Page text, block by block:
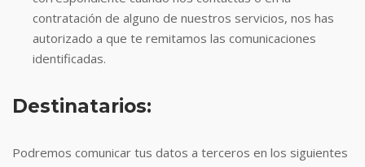
contratación de alguno de nuestros servicios, nos has
autorizado a que te remitamos las comunicaciones
identificadas.
Destinatarios:
Podremos comunicar tus datos a terceros en los siguientes